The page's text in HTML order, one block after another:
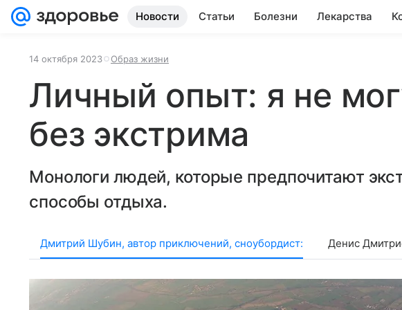
Новости Статьи Болезни Лекарства
14 октября 2023 Образ жизни
Личный опыт: я не
без экстрима
Монологи людей, которые предпочитают
способы отдыха.
Дмитрий Шубин, автор приключений, сноубордист: Денис